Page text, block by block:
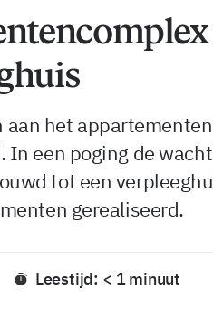
aan het
In een poging de
tot een
gerealiseerd.
Leestijd: < 1 minuut